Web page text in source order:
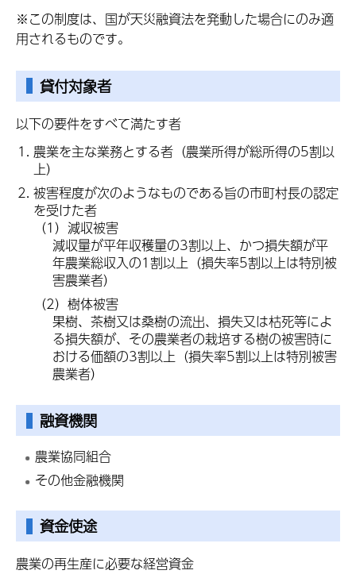
※この制度は、国が天災融資法を発動した場合にのみ適
用されるものです。
貸付対象者
以下の要件をすべて満たす者
農業を主な業務とする者（農業所得が総所得の5割以
上）
被害程度が次のようなものである旨の市町村長の認定
を受けた者
（1）減収被害
減収量が平年収穫量の3割以上、かつ損失額が平
年農業総収入の1割以上（損失率5割以上は特別被
害農業者）
（2）樹体被害
果樹、茶樹又は桑樹の流出、損失又は枯死等によ
る損失額が、その農業者の栽培する樹の被害時に
おける価額の3割以上（損失率5割以上は特別被害
農業者）
融資機関
農業協同組合
その他金融機関
資金使途
農業の再生産に必要な経営資金